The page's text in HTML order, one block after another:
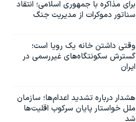
برای مذاکره با جمهوری اسلامی؛ انتقاد
سناتور دموکرات از مدیریت جنگ
وقتی داشتن خانه یک رویا است؛
گسترش سکونتگاه‌های غیررسمی در
ایران
هشدار درباره تشدید اعدام‌ها؛ سازمان
ملل خواستار پایان سرکوب اقلیت‌ها
شد